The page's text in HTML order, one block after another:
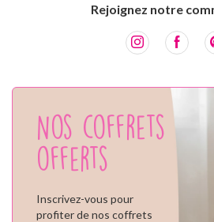
Rejoignez notre
Nos coffrets
offerts
Inscrivez-vous pour
profiter de nos coffrets